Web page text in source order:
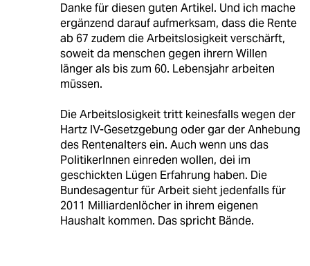
Danke für diesen guten Artikel. Und ich mache
ergänzend darauf aufmerksam, dass die Rente
ab 67 zudem die Arbeitslosigkeit verschärft,
soweit da menschen gegen ihrern Willen
länger als bis zum 60. Lebensjahr arbeiten
müssen.
Die Arbeitslosigkeit tritt keinesfalls wegen der
Hartz IV-Gesetzgebung oder gar der Anhebung
des Rentenalters ein. Auch wenn uns das
PolitikerInnen einreden wollen, dei im
geschickten Lügen Erfahrung haben. Die
Bundesagentur für Arbeit sieht jedenfalls für
2011 Milliardenlöcher in ihrem eigenen
Haushalt kommen. Das spricht Bände.